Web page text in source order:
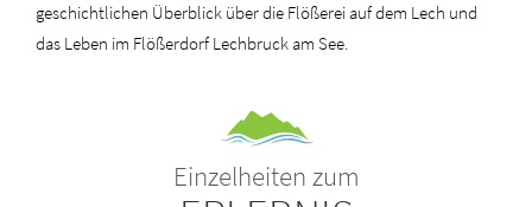
geschichtlichen Überblick über die Flößerei auf dem Lech und
das Leben im Flößerdorf Lechbruck am See.
Einzelheiten zum